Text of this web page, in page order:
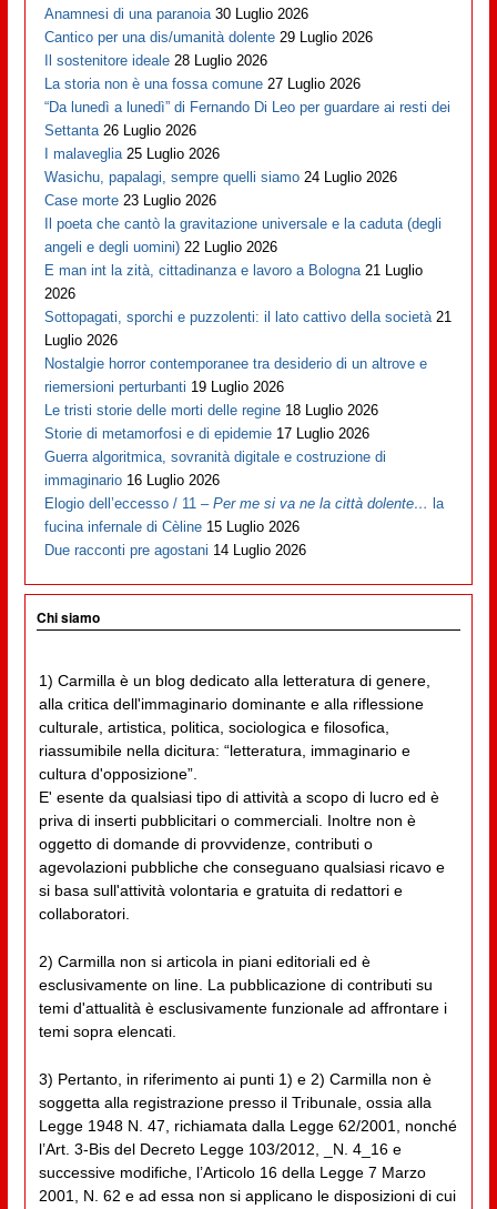
Anamnesi di una paranoia 30 Luglio 2026
Cantico per una dis/umanità dolente 29 Luglio 2026
Il sostenitore ideale 28 Luglio 2026
La storia non è una fossa comune 27 Luglio 2026
“Da lunedì a lunedì” di Fernando Di Leo per guardare ai resti dei
Settanta 26 Luglio 2026
I malaveglia 25 Luglio 2026
Wasichu, papalagi, sempre quelli siamo 24 Luglio 2026
Case morte 23 Luglio 2026
Il poeta che cantò la gravitazione universale e la caduta (degli
angeli e degli uomini) 22 Luglio 2026
E man int la zità, cittadinanza e lavoro a Bologna 21 Luglio
2026
Sottopagati, sporchi e puzzolenti: il lato cattivo della società 21
Luglio 2026
Nostalgie horror contemporanee tra desiderio di un altrove e
riemersioni perturbanti 19 Luglio 2026
Le tristi storie delle morti delle regine 18 Luglio 2026
Storie di metamorfosi e di epidemie 17 Luglio 2026
Guerra algoritmica, sovranità digitale e costruzione di
immaginario 16 Luglio 2026
Elogio dell’eccesso / 11 –Per me si va ne la città dolente… la
fucina infernale di Cèline 15 Luglio 2026
Due racconti pre agostani 14 Luglio 2026
Chi siamo
1) Carmilla è un blog dedicato alla letteratura di genere,
alla critica dell'immaginario dominante e alla riflessione
culturale, artistica, politica, sociologica e filosofica,
riassumibile nella dicitura: “letteratura, immaginario e
cultura d'opposizione”.
E' esente da qualsiasi tipo di attività a scopo di lucro ed è
priva di inserti pubblicitari o commerciali. Inoltre non è
oggetto di domande di provvidenze, contributi o
agevolazioni pubbliche che conseguano qualsiasi ricavo e
si basa sull'attività volontaria e gratuita di redattori e
collaboratori.
2) Carmilla non si articola in piani editoriali ed è
esclusivamente on line. La pubblicazione di contributi su
temi d'attualità è esclusivamente funzionale ad affrontare i
temi sopra elencati.
3) Pertanto, in riferimento ai punti 1) e 2) Carmilla non è
soggetta alla registrazione presso il Tribunale, ossia alla
Legge 1948 N. 47, richiamata dalla Legge 62/2001, nonché
l’Art. 3-Bis del Decreto Legge 103/2012, _N. 4_16 e
successive modifiche, l’Articolo 16 della Legge 7 Marzo
2001, N. 62 e ad essa non si applicano le disposizioni di cui